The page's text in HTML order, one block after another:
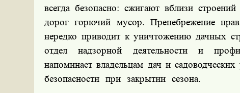
всегда безопасно: сжигают вблизи
дорог горючий мусор. Пренебрежение
нередко приводит к уничтожению дачных
отдел надзорной деятельности и
напоминает владельцам дач и
безопасности при закрытии сезона.